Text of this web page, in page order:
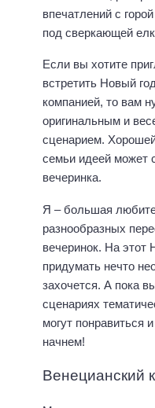
впечатлений с
под сверкающей
Если вы хотите
встретить Новый
компанией, то вам
оригинальным и
сценарием.
семьи идеей может
вечеринка.
Я – большая
разнообразных
вечеринок. На этот
придумать нечто
захочется. А пока
сценариях
могут понравиться
начнем!
Венецианский